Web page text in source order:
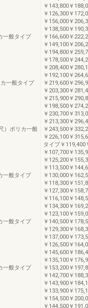
一般タイプ
一般タイプ
）ポリカ一般
一般タイプ
一般タイプ
一般タイプ
￥143,800￥
￥126,300￥
￥156,000￥
￥138,500￥
￥166,600￥
￥149,100￥
￥194,800￥
￥178,500￥
￥208,400￥
￥192,100￥
￥219,600￥
￥203,300￥
￥215,900￥
￥198,500￥
￥230,700￥
￥213,300￥
￥243,500￥
￥226,100￥
タイプ￥119,400
￥107,700￥
￥125,200￥
￥113,500￥
￥130,000￥
￥118,300￥
￥127,300￥
￥116,100￥
￥134,300￥
￥123,100￥
￥140,500￥
￥129,300￥
￥137,000￥
￥126,500￥
￥145,600￥
￥135,100￥
￥153,200￥
￥142,700￥
￥143,900￥
￥133,900￥
￥154,500￥
￥144,500￥